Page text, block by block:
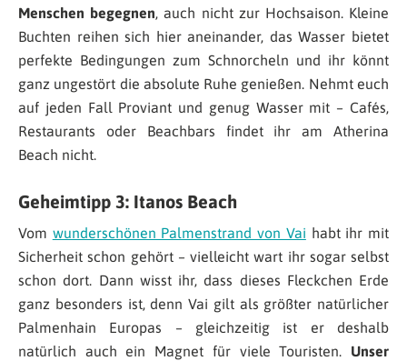
Menschen begegnen, auch nicht zur Hochsaison. Kleine
Buchten reihen sich hier aneinander, das Wasser bietet
perfekte Bedingungen zum Schnorcheln und ihr könnt
ganz ungestört die absolute Ruhe genießen. Nehmt euch
auf jeden Fall Proviant und genug Wasser mit – Cafés,
Restaurants oder Beachbars findet ihr am Atherina
Beach nicht.
Geheimtipp 3: Itanos Beach
Vom wunderschönen Palmenstrand von Vai habt ihr mit
Sicherheit schon gehört – vielleicht wart ihr sogar selbst
schon dort. Dann wisst ihr, dass dieses Fleckchen Erde
ganz besonders ist, denn Vai gilt als größter natürlicher
Palmenhain Europas – gleichzeitig ist er deshalb
natürlich auch ein Magnet für viele Touristen. Unser